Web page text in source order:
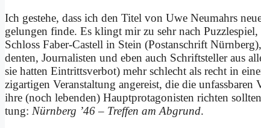
Ich ge­ste­he, dass ich den Ti­tel von Uwe Neu­mahrs
ge­lun­gen fin­de. Es klingt mir zu sehr nach
Schloss Fa­ber-Ca­stell in Stein (Post­an­schrift
den­ten, Jour­na­li­sten und eben auch Schrift­stel­ler aus
sie hat­ten Ein­tritts­ver­bot) mehr schlecht als recht in
zig­ar­ti­gen Ver­an­stal­tung an­ge­reist, die die
ih­re (noch le­ben­den) Haupt­prot­ago­ni­sten rich­ten
tung: Nürn­berg ’46 – Tref­fen am Ab­grund.